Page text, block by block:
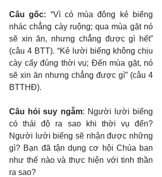
Câu gốc: “Vì có mùa đông kẻ biếng
nhác chẳng cày ruộng; qua mùa gặt nó
sẽ xin ăn, nhưng chẳng được gì hết”
(câu 4 BTT). “Kẻ lười biếng không chịu
cày cấy đúng thời vụ; Đến mùa gặt, nó
sẽ xin ăn nhưng chẳng được gì” (câu 4
BTTHĐ).
Câu hỏi suy ngẫm: Người lười biếng
có thái độ ra sao khi thời vụ đến?
Người lười biếng sẽ nhận được những
gì? Bạn đã tận dụng cơ hội Chúa ban
như thế nào và thực hiện với tinh thần
ra sao?